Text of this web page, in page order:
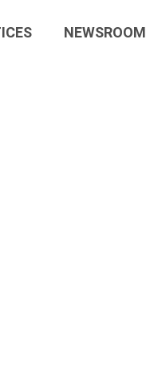
NEWSROOM